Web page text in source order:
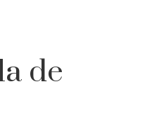
de